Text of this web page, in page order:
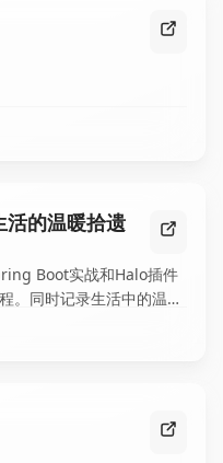
活的温暖拾遗
Boot实战和Halo插件
。同时记录生活中的温暖
客，为读者提供学习资源